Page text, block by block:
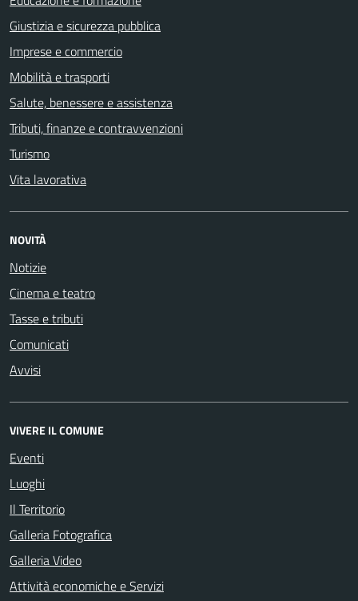
Giustizia e sicurezza pubblica
Imprese e commercio
Mobilità e trasporti
Salute, benessere e assistenza
Tributi, finanze e contravvenzioni
Turismo
Vita lavorativa
NOVITÀ
Notizie
Cinema e teatro
Tasse e tributi
Comunicati
Avvisi
VIVERE IL COMUNE
Eventi
Luoghi
Il Territorio
Galleria Fotografica
Galleria Video
Attività economiche e Servizi